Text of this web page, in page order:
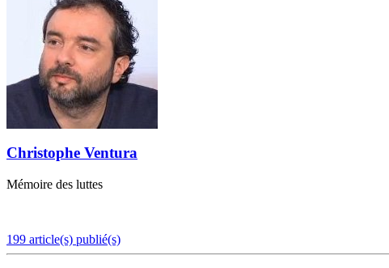
Christophe Ventura
Mémoire des luttes
199 article(s) publié(s)